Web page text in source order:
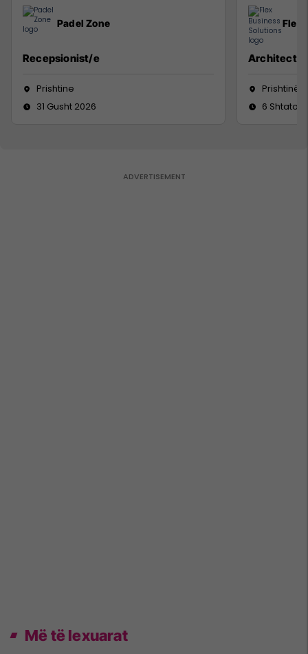
Padel Zone
Recepsionist/e
Prishtine
31 Gusht 2026
Flex
Architect
Prishtinë
6 Shtator
Më të lexuarat